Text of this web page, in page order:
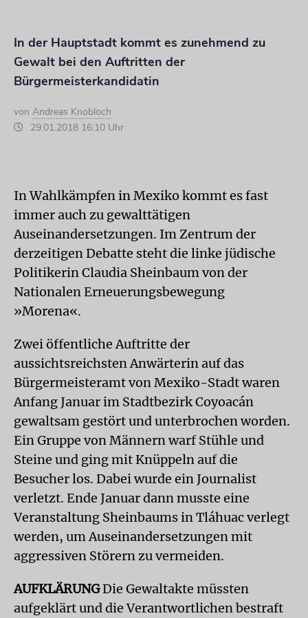
In der Hauptstadt kommt es zunehmend zu
Gewalt bei den Auftritten der
Bürgermeisterkandidatin
von Andreas Knobloch
29.01.2018 16:10 Uhr
In Wahlkämpfen in Mexiko kommt es fast
immer auch zu gewalttätigen
Auseinandersetzungen. Im Zentrum der
derzeitigen Debatte steht die linke jüdische
Politikerin Claudia Sheinbaum von der
Nationalen Erneuerungsbewegung
»Morena«.
Zwei öffentliche Auftritte der
aussichtsreichsten Anwärterin auf das
Bürgermeisteramt von Mexiko-Stadt waren
Anfang Januar im Stadtbezirk Coyoacán
gewaltsam gestört und unterbrochen worden.
Ein Gruppe von Männern warf Stühle und
Steine und ging mit Knüppeln auf die
Besucher los. Dabei wurde ein Journalist
verletzt. Ende Januar dann musste eine
Veranstaltung Sheinbaums in Tláhuac verlegt
werden, um Auseinandersetzungen mit
aggressiven Störern zu vermeiden.
AUFKLÄRUNGDie Gewaltakte müssten
aufgeklärt und die Verantwortlichen bestraft